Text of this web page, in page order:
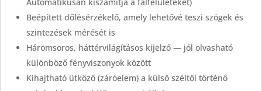
Automatikusan kiszámítja a falfelületeket)
Beépített dőlésérzékelő, amely lehetővé teszi szögek és
szintezések mérését is
Háromsoros, háttérvilágításos kijelző — jól olvasható
különböző fényviszonyok között
Kihajtható ütköző (záróelem) a külső széltől történő